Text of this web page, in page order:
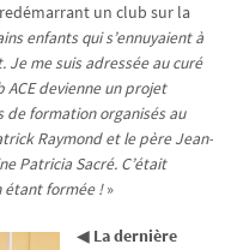
un club sur la
enfants qui s’ennuyaient à
Je me suis adressée au curé
ACE devienne un projet
de formation organisés au
Raymond et le père Jean-
Patricia Sacré. C’était
étant formée !»
◀︎ La dernière